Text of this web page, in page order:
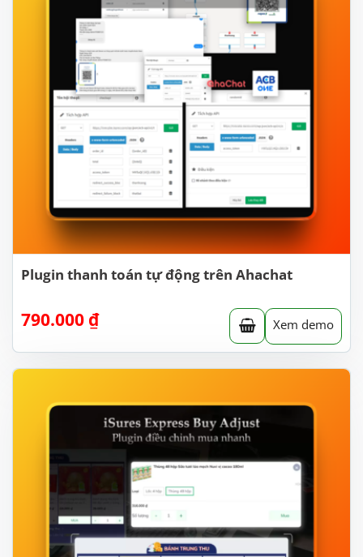
Plugin thanh toán tự động trên Ahachat
790.000 ₫ Xem demo